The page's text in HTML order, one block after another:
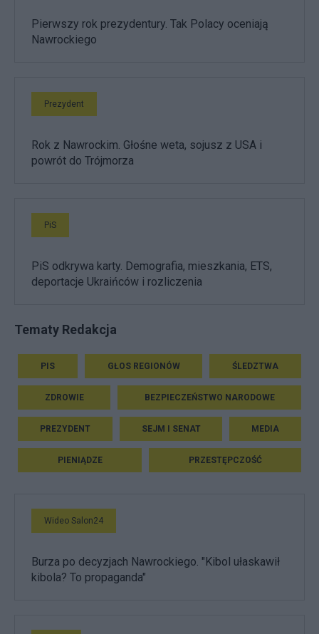
Pierwszy rok prezydentury. Tak Polacy oceniają
Nawrockiego
Prezydent
Rok z Nawrockim. Głośne weta, sojusz z USA i
powrót do Trójmorza
PiS
PiS odkrywa karty. Demografia, mieszkania, ETS,
deportacje Ukraińców i rozliczenia
Tematy Redakcja
PIS GŁOS REGIONÓW ŚLEDZTWA
ZDROWIE BEZPIECZEŃSTWO NARODOWE
PREZYDENT SEJM I SENAT MEDIA
PIENIĄDZE PRZESTĘPCZOŚĆ
Wideo Salon24
Burza po decyzjach Nawrockiego. "Kibol ułaskawił
kibola? To propaganda"